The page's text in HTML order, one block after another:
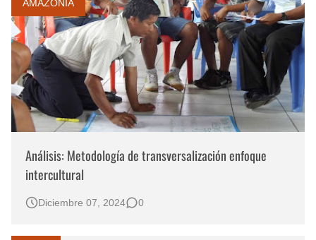
AMAZONIA
Análisis: Metodología de transversalización enfoque
intercultural
Diciembre 07, 2024 0